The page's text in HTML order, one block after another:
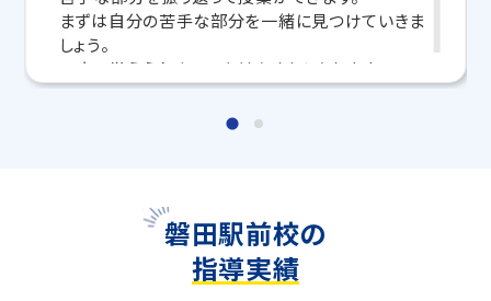
マンツーマンの無料体験授業、学習相談、教室見学は
いつでも受付中です。
こちら
教室長兼教育プランナー 大倉 正美
まずは自分の苦手な部分を一緒に見つけていきま
しょう。
一度で覚えられないことはたくさんあります。
わからないことは何度でも教えますので、楽しく授
【合格実績】
〈大学〉静岡大学、浜松医科大学、静岡県立大学、
東海大学、愛知工科大学、中京大学、日本大学、明
磐田駅前校の
指導実績